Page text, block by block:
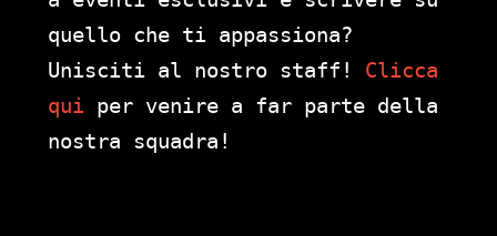
quello che ti appassiona?
Unisciti al nostro staff! Clicca
qui per venire a far parte della
nostra squadra!